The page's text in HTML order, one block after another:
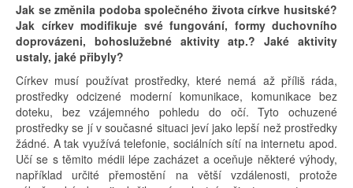
Jak se změnila podoba společného života církve husitské?
Jak církev modifikuje své fungování, formy duchovního
doprovázeni, bohoslužebné aktivity atp.? Jaké aktivity
ustaly, jaké přibyly?
Církev musí používat prostředky, které nemá až příliš ráda,
prostředky odcizené moderní komunikace, komunikace bez
doteku, bez vzájemného pohledu do očí. Tyto ochuzené
prostředky se jí v současné situaci jeví jako lepší než prostředky
žádné. A tak využívá telefonie, sociálních sítí na internetu apod.
Učí se s těmito médii lépe zacházet a oceňuje některé výhody,
například určité přemostění na větší vzdálenosti, protože